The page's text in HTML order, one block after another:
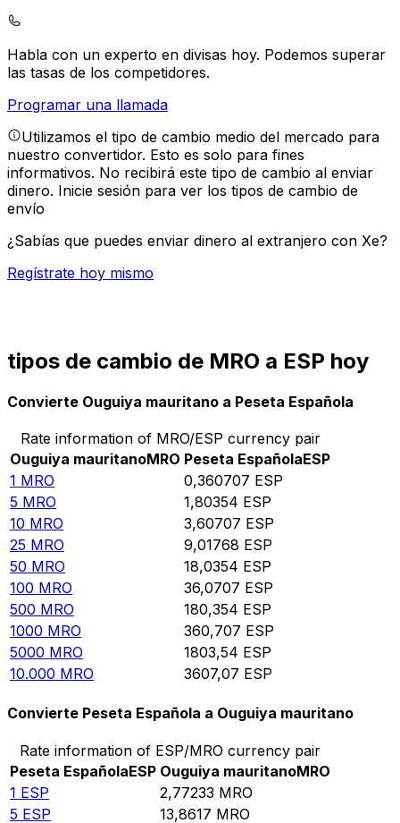
Habla con un experto en divisas hoy. Podemos superar
las tasas de los competidores.
Programar una llamada
Utilizamos el tipo de cambio medio del mercado para
nuestro convertidor. Esto es solo para fines
informativos. No recibirá este tipo de cambio al enviar
dinero. Inicie sesión para ver los tipos de cambio de
envío
¿Sabías que puedes enviar dinero al extranjero con Xe?
Regístrate hoy mismo
tipos de cambio de MRO a ESP hoy
Convierte Ouguiya mauritano a Peseta Española
Rate information of MRO/ESP currency pair
Ouguiya mauritanoMRO Peseta EspañolaESP
1 MRO 0,360707 ESP
5 MRO 1,80354 ESP
10 MRO 3,60707 ESP
25 MRO 9,01768 ESP
50 MRO 18,0354 ESP
100 MRO 36,0707 ESP
500 MRO 180,354 ESP
1000 MRO 360,707 ESP
5000 MRO 1803,54 ESP
10.000 MRO 3607,07 ESP
Convierte Peseta Española a Ouguiya mauritano
Rate information of ESP/MRO currency pair
Peseta EspañolaESP Ouguiya mauritanoMRO
1 ESP 2,77233 MRO
5 ESP 13,8617 MRO